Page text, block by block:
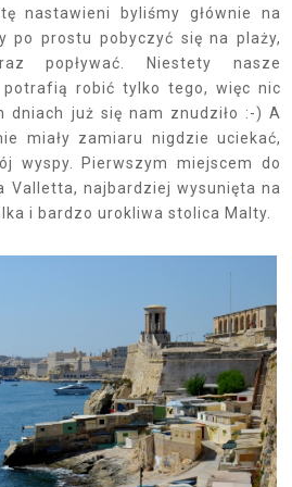
nastawieni byliśmy głównie na
po prostu pobyczyć się na plaży,
popływać. Niestety nasze
potrafią robić tylko tego, więc nic
dniach już się nam znudziło :-) A
miały zamiaru nigdzie uciekać,
wyspy. Pierwszym miejscem do
Valletta, najbardziej wysunięta na
i bardzo urokliwa stolica Malty.